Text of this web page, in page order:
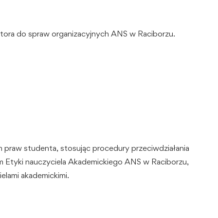
do spraw organizacyjnych ANS w Raciborzu.
studenta, stosując procedury przeciwdziałania
nauczyciela Akademickiego ANS w Raciborzu,
akademickimi.